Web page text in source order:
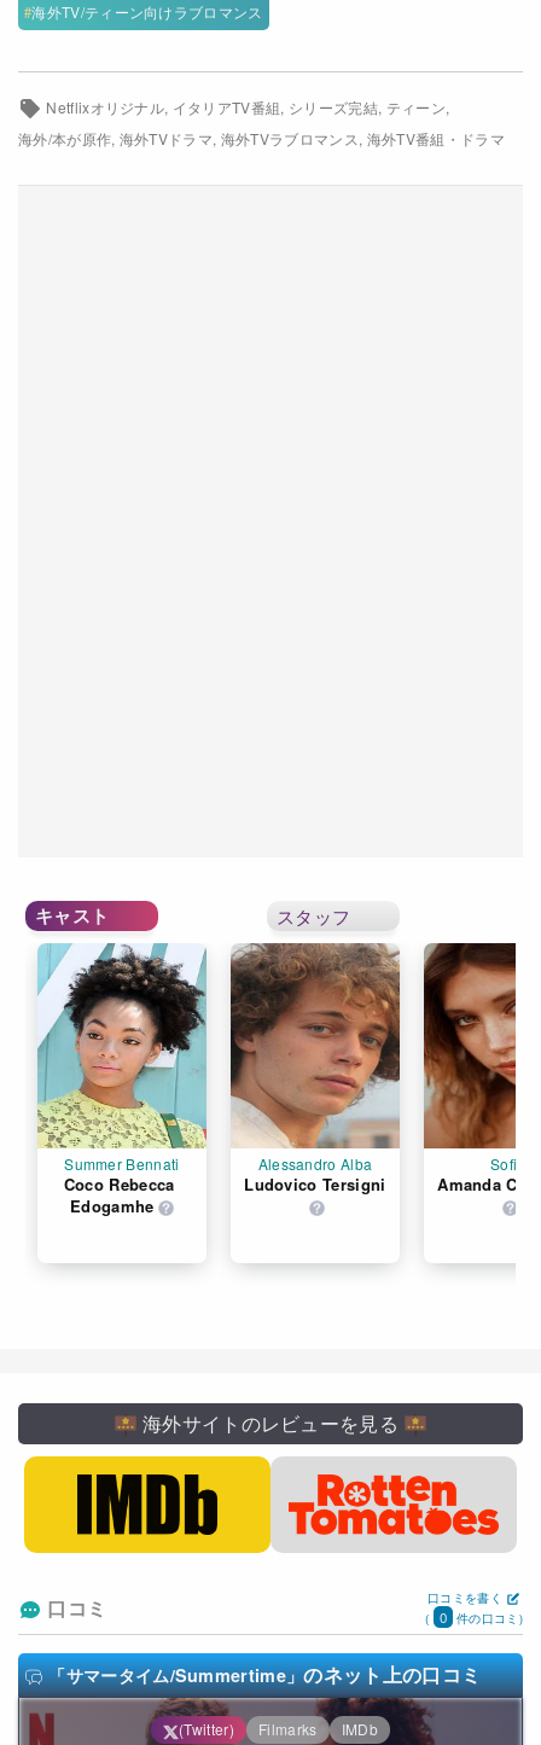
海外TV/ティーン向けラブロマンス
Netflixオリジナル イタリアTV番組 シリーズ完結 ティーン
海外/本が原作 海外TVドラマ 海外TVラブロマンス 海外TV番組・ドラマ
スタッフ
キャスト
Summer Bennati
Coco Rebecca
Edogamhe
Alessandro Alba
Ludovico Tersigni
Sofia
Amanda
海外サイトのレビューを見る
口コミ
口コミを書く
(
0 件の口コミ)
「サマータイム/Summertime」のネット上の口コミ
(Twitter) Filmarks IMDb